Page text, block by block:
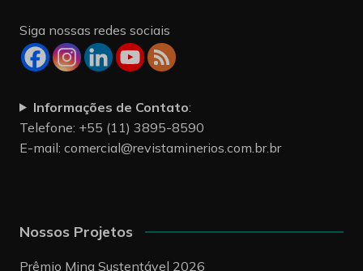
Siga nossas redes sociais
Informações de Contato:
Telefone: +55 (11) 3895-8590
E-mail: comercial@revistaminerios.com.br.br
Nossos Projetos
Prêmio Mina Sustentável 2026